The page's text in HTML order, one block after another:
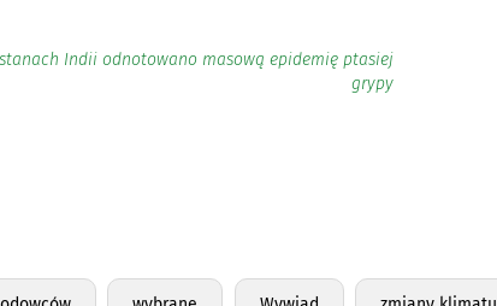
Indii odnotowano masową epidemię ptasiej
grypy